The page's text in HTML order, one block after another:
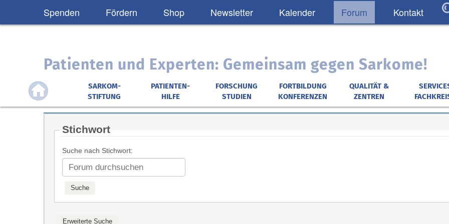
Spenden Fördern Shop Newsletter Kalender Forum Kontakt
Patienten und Experten: Gemeinsam gegen Sarkome!
SARKOM-
STIFTUNG
PATIENTEN-
HILFE
FORSCHUNG
STUDIEN
FORTBILDUNG
KONFERENZEN
QUALITÄT &
ZENTREN
Stichwort
Suche nach Stichwort: